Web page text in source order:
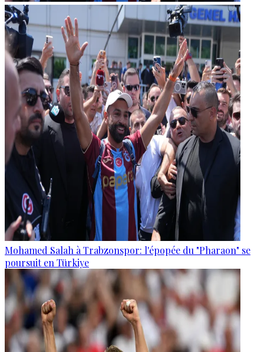
Mohamed Salah à Trabzonspor: l'épopée du "Pharaon" se
poursuit en Türkiye